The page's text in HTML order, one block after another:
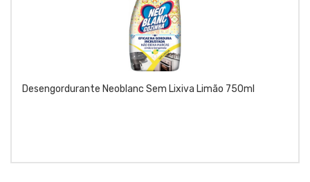
Desengordurante Neoblanc Sem Lixiva Limão 750ml